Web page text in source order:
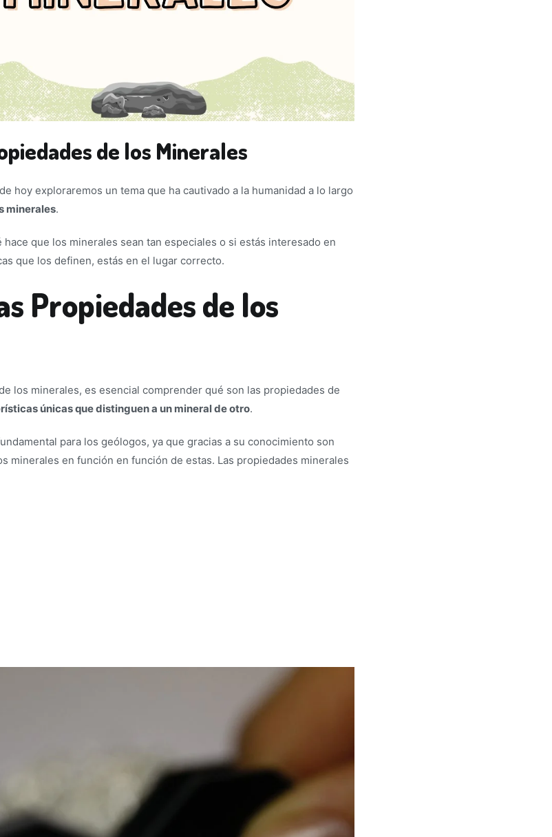
de los Minerales
hoy exploraremos un tema que ha cautivado a la humanidad a lo largo
minerales.
que los minerales sean tan especiales o si estás interesado en
que los definen, estás en el lugar correcto.
Propiedades de los
los minerales, es esencial comprender qué son las propiedades de
únicas que distinguen a un mineral de otro.
para los geólogos, ya que gracias a su conocimiento son
minerales en función en función de estas. Las propiedades minerales